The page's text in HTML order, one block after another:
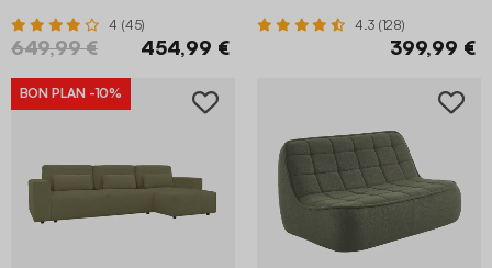
4 (45)
649,99 € 454,99 €
4.3 (128)
399,99 €
BON PLAN -10%